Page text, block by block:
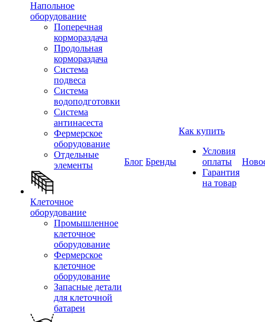
Напольное
оборудование
Поперечная
кормораздача
Продольная
кормораздача
Система
подвеса
Система
водоподготовки
Система
антинасеста
Фермерское
оборудование
Отдельные
элементы
Клеточное
оборудование
Промышленное
клеточное
оборудование
Фермерское
клеточное
оборудование
Запасные детали
для клеточной
батареи
Блог Бренды
Как купить
Условия
оплаты
Гарантия
на товар